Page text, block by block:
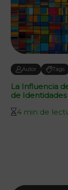
Autor Tags
La Influencia
de Identidades
4 min de